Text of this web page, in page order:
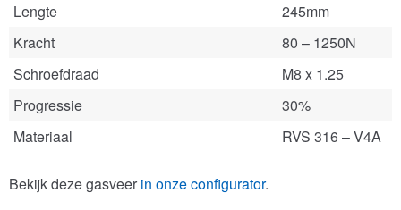
Lengte
245mm
Kracht
80 – 1250N
Schroefdraad
M8 x 1.25
Progressie
30%
Materiaal
RVS 316 – V4A
Bekijk deze gasveer in onze configurator.